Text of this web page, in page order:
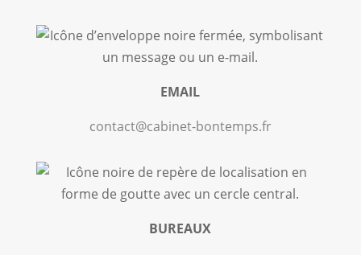
EMAIL
contact@cabinet-bontemps.fr
BUREAUX